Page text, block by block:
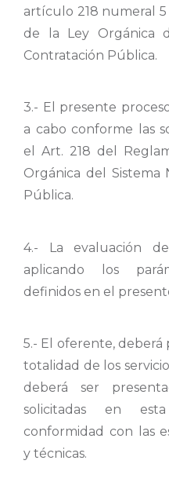
artículo 218 numeral
de la Ley Orgánica
Contratación Pública.
3.- El presente
a cabo conforme las
el Art. 218 del
Orgánica del Sistema
Pública.
4.- La evaluación
aplicando los
definidos en el
5.- El oferente,
totalidad de los
deberá ser
solicitadas en
conformidad con las
y técnicas.